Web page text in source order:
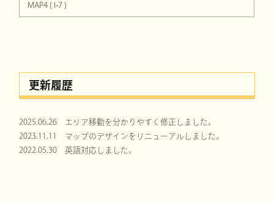
MAP4 ( I-7 )
更新履歴
2025.06.26 エリア移動を分かりやすく修正しました。
2023.11.11 マップのデザインをリニューアルしました。
2022.05.30 英語対応しました。